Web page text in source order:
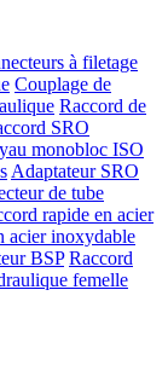
à filetage
Couplage de
Raccord de
SRO
monobloc ISO
Adaptateur SRO
de tube
rapide en acier
acier inoxydable
BSP Raccord
femelle